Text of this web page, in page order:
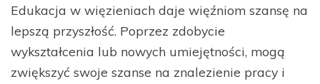
Edukacja w więzieniach daje więźniom szansę na
lepszą przyszłość. Poprzez zdobycie
wykształcenia lub nowych umiejętności, mogą
zwiększyć swoje szanse na znalezienie pracy i